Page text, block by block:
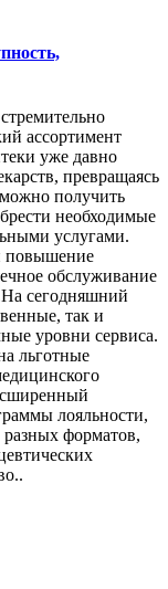
ассортимент
уже давно
превращаясь
получить
необходимые
услугами.
повышение
обслуживание
сегодняшний
так и
уровни сервиса.
льготные
лояльности,
форматов,